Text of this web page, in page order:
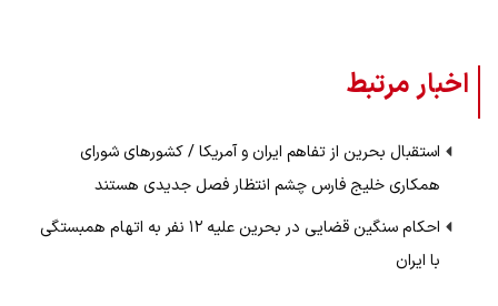
اخبار مرتبط
استقبال بحرین از تفاهم ایران و آمریکا / کشور‌های شورای
همکاری خلیج فارس چشم انتظار فصل جدیدی هستند
احکام سنگین قضایی در بحرین علیه ۱۲ نفر به اتهام همبستگی
با ایران